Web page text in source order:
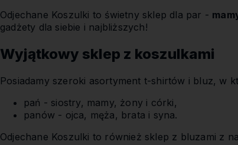
Odjechane Koszulki to świetny sklep dla par -
gadżety dla siebie i najbliższych!
Wyjątkowy sklep z koszulkami
Posiadamy szeroki asortyment t-shirtów i bluz, w
pań - siostry, mamy, żony i córki,
panów - ojca, męża, brata i syna.
Odjechane Koszulki to również sklep z bluzami z